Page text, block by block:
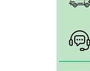
Δεν προορίζεται
Συστατικά: